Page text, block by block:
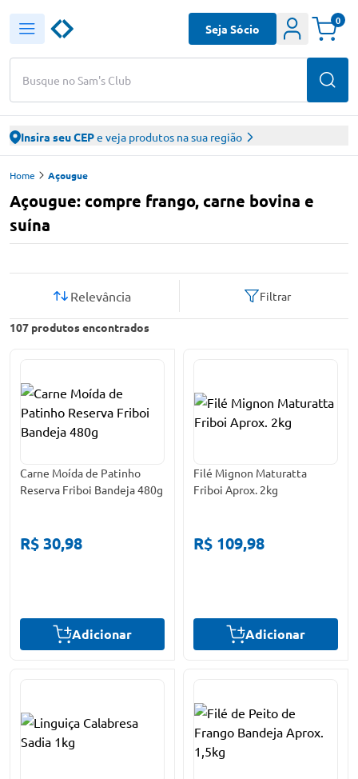
Busque no Sam's Club
Seja Sócio
0
Insira seu CEPe veja produtos na sua região
Home Açougue
Açougue: compre frango, carne bovina e
suína
107 produtos encontrados
Relevância Filtrar
Carne Moída de Patinho
Reserva Friboi Bandeja 480g
R$ 30,98
Adicionar
Filé Mignon Maturatta
Friboi Aprox. 2kg
R$ 109,98
Adicionar